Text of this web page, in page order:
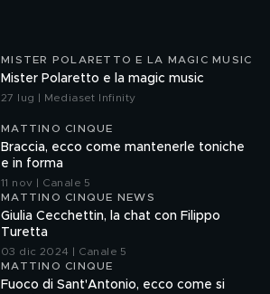
MISTER POLARETTO E LA MAGIC MUSIC
Mister Polaretto e la magic music
27 lug | Mediaset Infinity
MATTINO CINQUE
Braccia, ecco come mantenerle toniche
e in forma
11 nov | Canale 5
MATTINO CINQUE NEWS
Giulia Cecchettin, la chat con Filippo
Turetta
03 dic 2024 | Canale 5
MATTINO CINQUE
Fuoco di Sant'Antonio, ecco come si